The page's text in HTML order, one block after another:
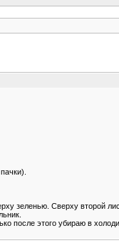
зеленью. Сверху второй
после этого убираю в